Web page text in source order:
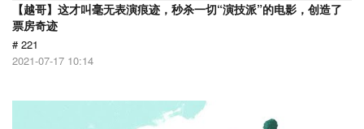
【越哥】这才叫毫无表演痕迹，秒杀一切“演技派”的电影，创造了
票房奇迹
# 221
2021-07-17 10:14